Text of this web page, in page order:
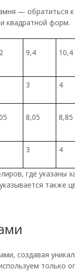
— обратиться
квадратной форм.
9,4 10,4
3 4
8,05 8,85
3 4
где указаны
также
создавая
только